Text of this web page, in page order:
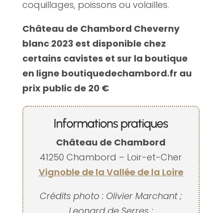
coquillages, poissons ou volailles.
Château de Chambord Cheverny
blanc 2023 est disponible chez
certains cavistes et sur la boutique
en ligne boutiquedechambord.fr au
prix public de 20 €
Informations pratiques
Château de Chambord
41250 Chambord – Loir-et-Cher
Vignoble de la Vallée de la Loire
Crédits photo : Olivier Marchant ;